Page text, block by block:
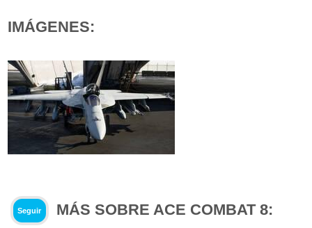
IMÁGENES:
Seguir
MÁS SOBRE ACE COMBAT 8: